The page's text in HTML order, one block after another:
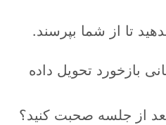
تا از شما بپرسند.
بازخورد تحویل داده
بعد از جلسه صحبت کنید؟